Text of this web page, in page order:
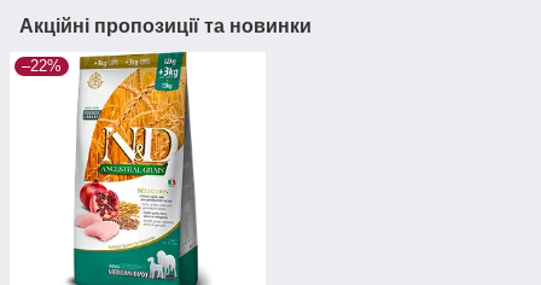
Акційні пропозиції та новинки
–22%